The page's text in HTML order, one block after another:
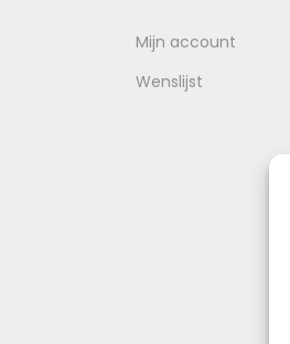
Mijn account
Wenslijst